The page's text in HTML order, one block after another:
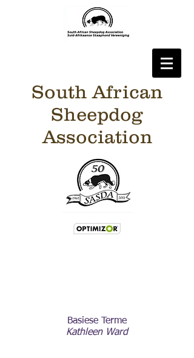
South African
Sheepdog
Association
Basiese Terme
Kathleen Ward